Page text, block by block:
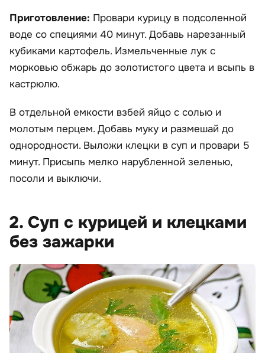
Приготовление: Провари курицу в подсоленной
воде со специями 40 минут. Добавь нарезанный
кубиками картофель. Измельченные лук с
морковью обжарь до золотистого цвета и всыпь в
кастрюлю.
В отдельной емкости взбей яйцо с солью и
молотым перцем. Добавь муку и размешай до
однородности. Выложи клецки в суп и провари 5
минут. Присыпь мелко нарубленной зеленью,
посоли и выключи.
2. Суп с курицей и клецками
без зажарки